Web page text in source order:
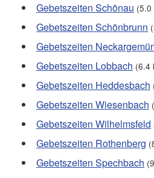
Gebetszeiten Schönau (5.0
Gebetszeiten Schönbrunn
Gebetszeiten
Gebetszeiten Lobbach (6.4
Gebetszeiten Heddesbach
Gebetszeiten Wiesenbach
Gebetszeiten Wilhelmsfeld
Gebetszeiten Rothenberg
Gebetszeiten Spechbach